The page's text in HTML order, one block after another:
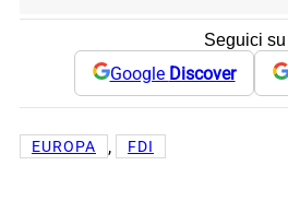
Seguici su
Google Discover
EUROPA , FDI